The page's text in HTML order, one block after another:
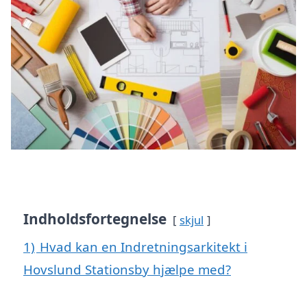
Indholdsfortegnelse skjul
1) Hvad kan en Indretningsarkitekt i
Hovslund Stationsby hjælpe med?